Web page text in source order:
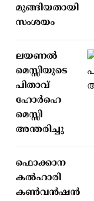
മുങ്ങിയതായി
സംശയം
ലയണൽ
മെസ്സിയുടെ
പിതാവ്
ഹോർഹെ
മെസ്സി
അന്തരിച്ചു
ഫൊക്കാന
കൽഹാരി
കൺവൻഷൻ